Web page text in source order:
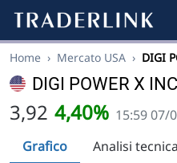
Home › Mercato USA › DIGI
DIGI POWER X
3,92 4,40% 15:59 07/
Grafico
Analisi tecnica